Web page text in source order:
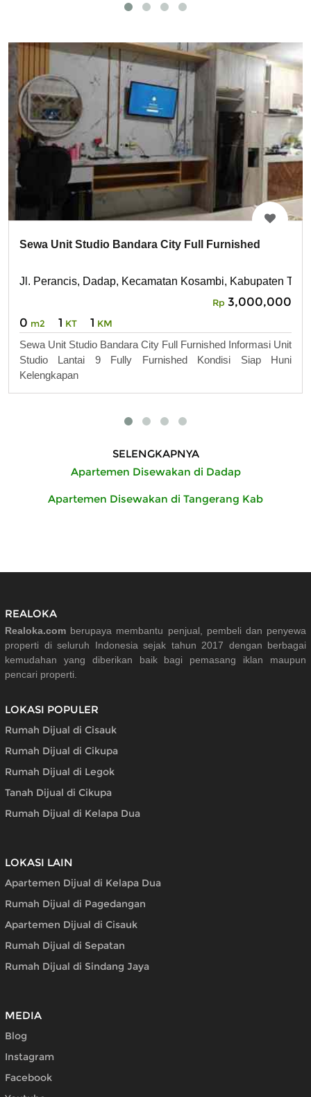
Sewa Unit Studio Bandara City Full Furnished
Jl. Perancis, Dadap, Kecamatan Kosambi, Kabupaten
Rp 3,000,000
0 m2 1 KT 1 KM
Sewa Unit Studio Bandara City Full Furnished Informasi Unit
Studio Lantai 9 Fully Furnished Kondisi Siap Huni
Kelengkapan
SELENGKAPNYA
Apartemen Disewakan di Dadap
Apartemen Disewakan di Tangerang Kab
REALOKA
Realoka.com berupaya membantu penjual, pembeli dan penyewa
properti di seluruh Indonesia sejak tahun 2017 dengan berbagai
kemudahan yang diberikan baik bagi pemasang iklan maupun
pencari properti.
LOKASI POPULER
Rumah Dijual di Cisauk
Rumah Dijual di Cikupa
Rumah Dijual di Legok
Tanah Dijual di Cikupa
Rumah Dijual di Kelapa Dua
LOKASI LAIN
Apartemen Dijual di Kelapa Dua
Rumah Dijual di Pagedangan
Apartemen Dijual di Cisauk
Rumah Dijual di Sepatan
Rumah Dijual di Sindang Jaya
MEDIA
Blog
Instagram
Facebook